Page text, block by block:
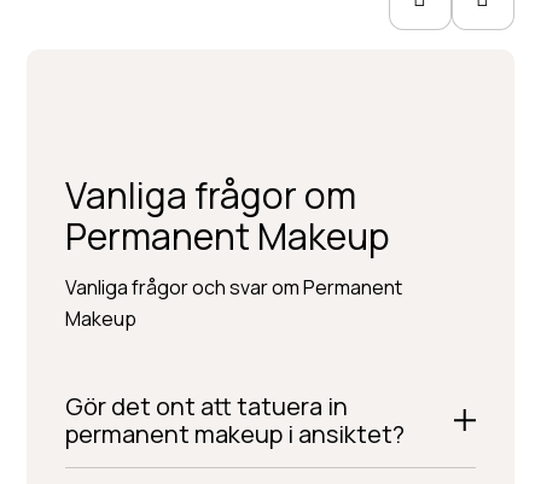
Vanliga frågor om
Permanent Makeup
Vanliga frågor och svar om Permanent
Makeup
Gör det ont att tatuera in
permanent makeup i ansiktet?